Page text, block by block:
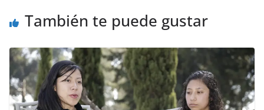
También te puede gustar